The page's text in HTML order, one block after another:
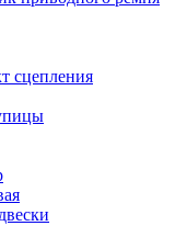
сцепления